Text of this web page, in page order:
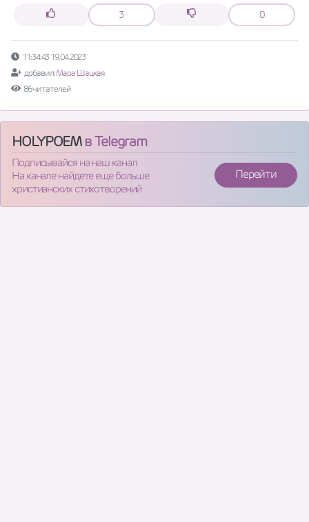
3 0
11:34:43 19.04.2023
добавил: Мара Шацкая
86 читателей
HOLYPOEMв Telegram
Подписывайся на наш канал
На канале найдете еще больше
христианских стихотворений
Перейти